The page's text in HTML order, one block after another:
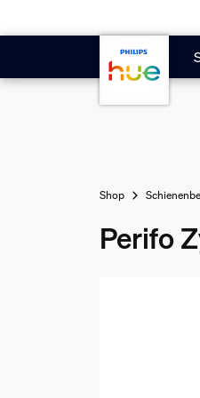
Shop
Perifo